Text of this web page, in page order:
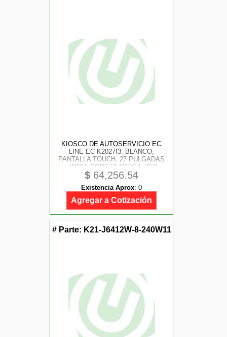
KIOSCO DE AUTOSERVICIO EC
LINE EC-K2027I3, BLANCO,
PANTALLA TOUCH, 27 PULGADAS
, INTEL CORE I3-1115G4, 8GB
RAM, 256GB SSD, WINDOWS 10
IOT ENTERPRISE 64 BITS,
IMPRESORA 80MM Y LECTOR 2D,
INCLUYE BASE
$ 64,256.54
Existencia Aprox: 0
Agregar a Cotización
# Parte: K21-J6412W-8-240W11